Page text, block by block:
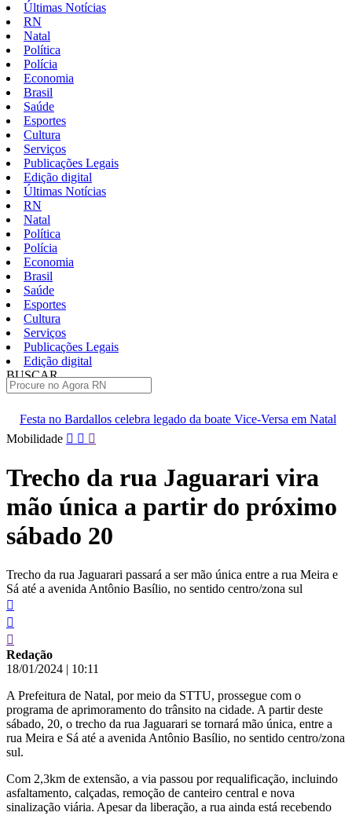
Últimas Notícias
RN
Natal
Política
Polícia
Economia
Brasil
Saúde
Esportes
Cultura
Serviços
Publicações Legais
Edição digital
Últimas Notícias
RN
Natal
Política
Polícia
Economia
Brasil
Saúde
Esportes
Cultura
Serviços
Publicações Legais
Edição digital
BUSCAR
legado da boate Vice-Versa em Natal
Documentário
Pular
conteúdo
Mobilidade
Trecho da rua Jaguarari vira
mão única a partir do próximo
sábado 20
Trecho da rua Jaguarari passará a ser mão única entre a rua Meira e
Sá até a avenida Antônio Basílio, no sentido centro/zona sul
Redação
18/01/2024 | 10:11
A Prefeitura de Natal, por meio da STTU, prossegue com o
programa de aprimoramento do trânsito na cidade. A partir deste
sábado, 20, o trecho da rua Jaguarari se tornará mão única, entre a
rua Meira e Sá até a avenida Antônio Basílio, no sentido centro/zona
sul.
Com 2,3km de extensão, a via passou por requalificação, incluindo
asfaltamento, calçadas, remoção de canteiro central e nova
sinalização viária. Apesar da liberação, a rua ainda está recebendo